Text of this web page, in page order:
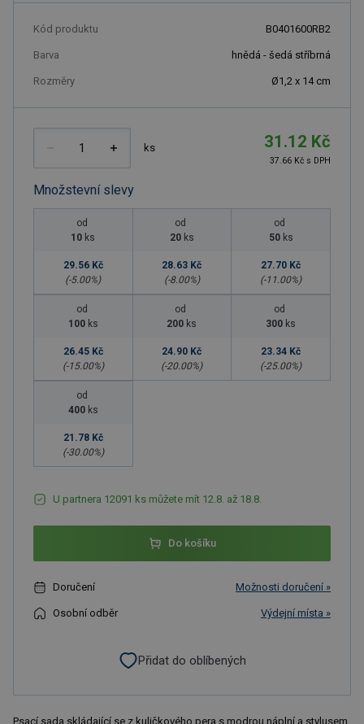
Kód produktu B0401600RB2
Barva hnědá - šedá stříbrná
Rozměry Ø1,2 x 14 cm
ks 31.12 Kč
37.66 Kč s DPH
Množstevní slevy
od
10 ks
29.56 Kč
(-5.00%)
od
20 ks
28.63 Kč
(-8.00%)
od
50 ks
27.70 Kč
(-11.00%)
od
100 ks
26.45 Kč
(-15.00%)
od
200 ks
24.90 Kč
(-20.00%)
od
300 ks
23.34 Kč
(-25.00%)
od
400 ks
21.78 Kč
(-30.00%)
U partnera 12091 ks můžete mít 12.8. až 18.8.
Do košíku
Doručení Možnosti doručení »
Osobní odběr Výdejní místa »
Přidat do oblíbených
Psací sada skládající se z kuličkového pera s modrou náplní a stylusem